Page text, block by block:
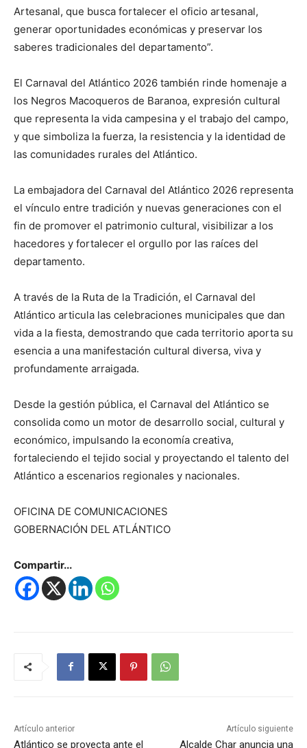
Artesanal, que busca fortalecer el oficio artesanal,
generar oportunidades económicas y preservar los
saberes tradicionales del departamento”.
El Carnaval del Atlántico 2026 también rinde homenaje a
los Negros Macoqueros de Baranoa, expresión cultural
que representa la vida campesina y el trabajo del campo,
y que simboliza la fuerza, la resistencia y la identidad de
las comunidades rurales del Atlántico.
La embajadora del Carnaval del Atlántico 2026 representa
el vínculo entre tradición y nuevas generaciones con el
fin de promover el patrimonio cultural, visibilizar a los
hacedores y fortalecer el orgullo por las raíces del
departamento.
A través de la Ruta de la Tradición, el Carnaval del
Atlántico articula las celebraciones municipales que dan
vida a la fiesta, demostrando que cada territorio aporta su
esencia a una manifestación cultural diversa, viva y
profundamente arraigada.
Desde la gestión pública, el Carnaval del Atlántico se
consolida como un motor de desarrollo social, cultural y
económico, impulsando la economía creativa,
fortaleciendo el tejido social y proyectando el talento del
Atlántico a escenarios regionales y nacionales.
OFICINA DE COMUNICACIONES
GOBERNACIÓN DEL ATLÁNTICO
Compartir...
Artículo anterior
Atlántico se proyecta ante el
Artículo siguiente
Alcalde Char anuncia una